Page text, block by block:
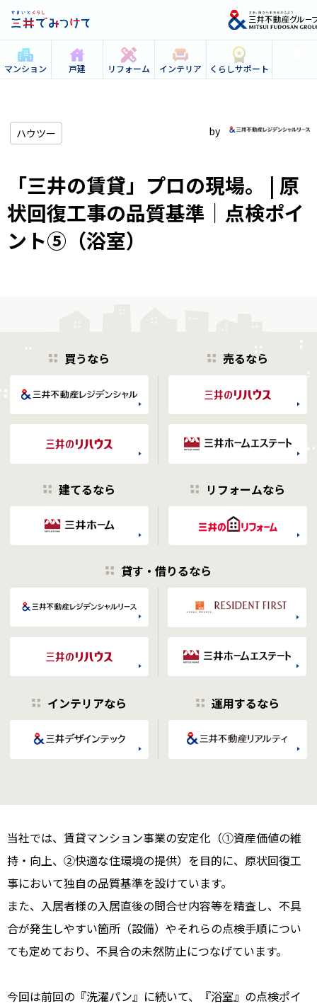
マンション 戸建 リフォーム インテリア くらしサポート
ハウツー
「三井の賃貸」プロの現場。 | 原
状回復工事の品質基準｜点検ポイ
ント⑤（浴室）
買うなら 売るなら
建てるなら リフォームなら
貸す・借りるなら
インテリアなら 運用するなら
当社では、賃貸マンション事業の安定化（①資産価値の維
持・向上、②快適な住環境の提供）を目的に、原状回復工
事において独自の品質基準を設けています。
また、入居者様の入居直後の問合せ内容等を精査し、不具
合が発生しやすい箇所（設備）やそれらの点検手順につい
ても定めており、不具合の未然防止につなげています。
今回は前回の『洗濯パン』に続いて、『浴室』の点検ポイ